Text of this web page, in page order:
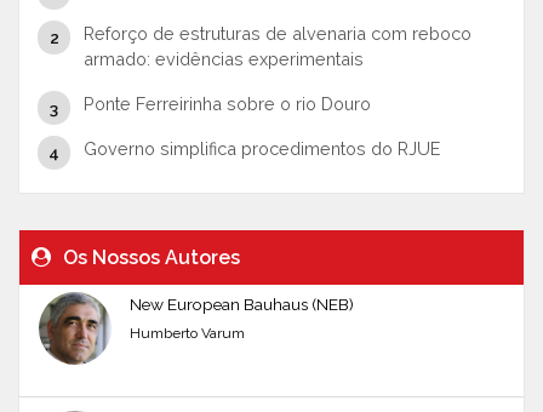
Reforço de estruturas de alvenaria com reboco
armado: evidências experimentais
Ponte Ferreirinha sobre o rio Douro
Governo simplifica procedimentos do RJUE
Os Nossos Autores
New European Bauhaus (NEB)
Humberto Varum